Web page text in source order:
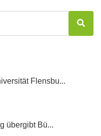
Flensbu...
übergibt Bü...